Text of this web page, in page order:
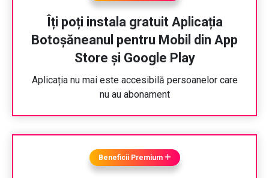
Îți poți instala gratuit Aplicația
Botoșăneanul pentru Mobil din App
Store și Google Play
Aplicația nu mai este accesibilă persoanelor care
nu au abonament
Beneficii Premium